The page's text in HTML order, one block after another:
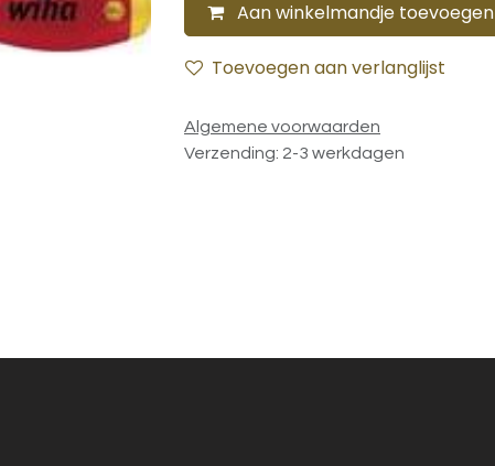
Aan winkelmandje toevoegen
Toevoegen aan verlanglijst
Algemene voorwaarden
Verzending: 2-3 werkdagen